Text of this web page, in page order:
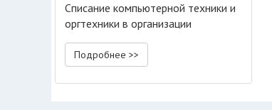
Списание компьютерной техники и
оргтехники в организации
Подробнее >>